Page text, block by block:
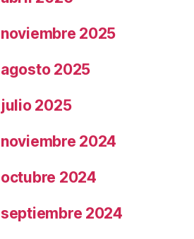
noviembre 2025
agosto 2025
julio 2025
noviembre 2024
octubre 2024
septiembre 2024